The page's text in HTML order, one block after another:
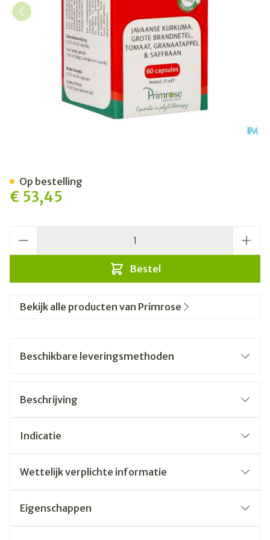
€ 53,45
Bestel
Op bestelling
Bekijk alle producten van Primrose
Beschikbare leveringsmethoden
Beschrijving
Indicatie
Wettelijk verplichte informatie
Eigenschappen